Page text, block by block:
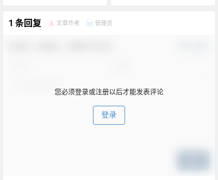
1 条回复 A 文章作者 M 管理员
您必须登录或注册以后才能发表评论
登录